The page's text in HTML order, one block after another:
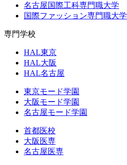
名古屋国際工科専門職大学
国際ファッション専門職大学
専門学校
HAL東京
HAL大阪
HAL名古屋
東京モード学園
大阪モード学園
名古屋モード学園
首都医校
大阪医専
名古屋医専